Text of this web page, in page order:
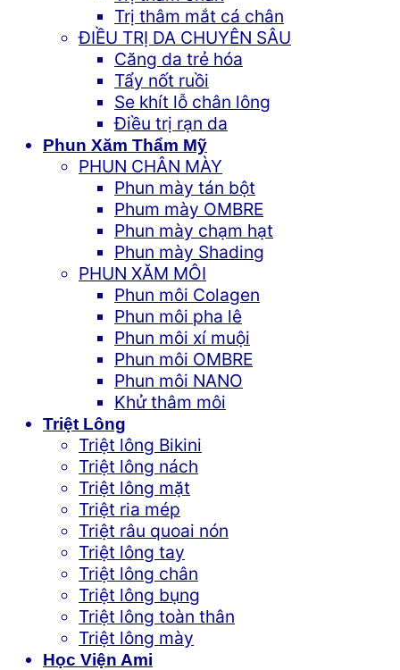
Trị thâm mắt cá chân
ĐIỀU TRỊ DA CHUYÊN SÂU
Căng da trẻ hóa
Tẩy nốt ruồi
Se khít lỗ chân lông
Điều trị rạn da
Phun Xăm Thẩm Mỹ
PHUN CHÂN MÀY
Phun mày tán bột
Phum mày OMBRE
Phun mày chạm hạt
Phun mày Shading
PHUN XĂM MÔI
Phun môi Colagen
Phun môi pha lê
Phun môi xí muội
Phun môi OMBRE
Phun môi NANO
Khử thâm môi
Triệt Lông
Triệt lông Bikini
Triệt lông nách
Triệt lông mặt
Triệt ria mép
Triệt râu quoai nón
Triệt lông tay
Triệt lông chân
Triệt lông bụng
Triệt lông toàn thân
Triệt lông mày
Học Viện Ami